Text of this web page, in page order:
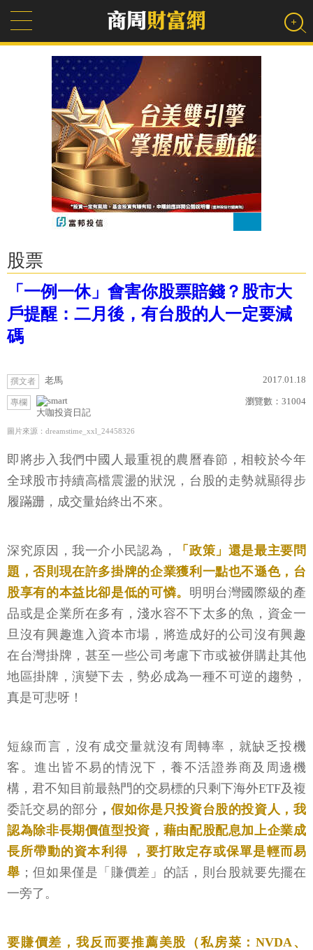
股票
「一例一休」會害你股票賠錢？股市大
戶提醒：二月後，有台股的人一定要減
碼
撰文者 老馬 2017.01.18
專欄
大咖投資日記
瀏覽數： 31004
圖片來源：dreamstime_xxl_24458326
即將步入我們中國人最重視的農曆春節，相較於今年
全球股市持續高檔震盪的狀況，台股的走勢就顯得步
履蹣跚，成交量始終出不來。
深究原因，我一介小民認為，
「政策」還是最主要問
題，否則現在許多掛牌的企業獲利一點也不遜色，台
股享有的本益比卻是低的可憐。 明明台灣國際級的產
品或是企業所在多有，淺水容不下太多的魚，資金一
旦沒有興趣進入資本市場，將造成好的公司沒有興趣
在台灣掛牌，甚至一些公司考慮下市或被併購赴其他
地區掛牌，演變下去，勢必成為一種不可逆的趨勢，
真是可悲呀！
短線而言，沒有成交量就沒有周轉率，就缺乏投機
客。進出皆不易的情況下，養不活證券商及周邊機
構，君不知目前最熱門的交易標的只剩下海外ETF及複
委託交易的部分 ，假如你是只投資台股的投資人，我
認為除非長期價值型投資，藉由配股配息加上企業成
長所帶動的資本利得 ，要打敗定存或保單是輕而易
舉 ；但如果僅是「賺價差」的話，則台股就要先擺在
一旁了。
要賺價差，我反而要推薦美股（私房菜：NVDA、